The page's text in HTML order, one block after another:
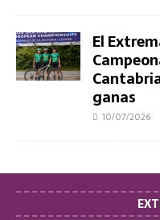
El
ganas
10/07/2026